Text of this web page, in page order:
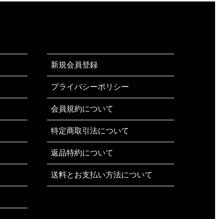
新規会員登録
プライバシーポリシー
会員規約について
特定商取引法について
返品特約について
送料とお支払い方法について